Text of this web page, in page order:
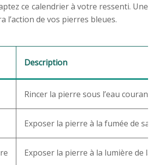
ce calendrier à votre ressenti. Une
l’action de vos pierres bleues.
Description
Rincer la pierre sous l’eau
Exposer la pierre à la fumée de
Exposer la pierre à la lumière de